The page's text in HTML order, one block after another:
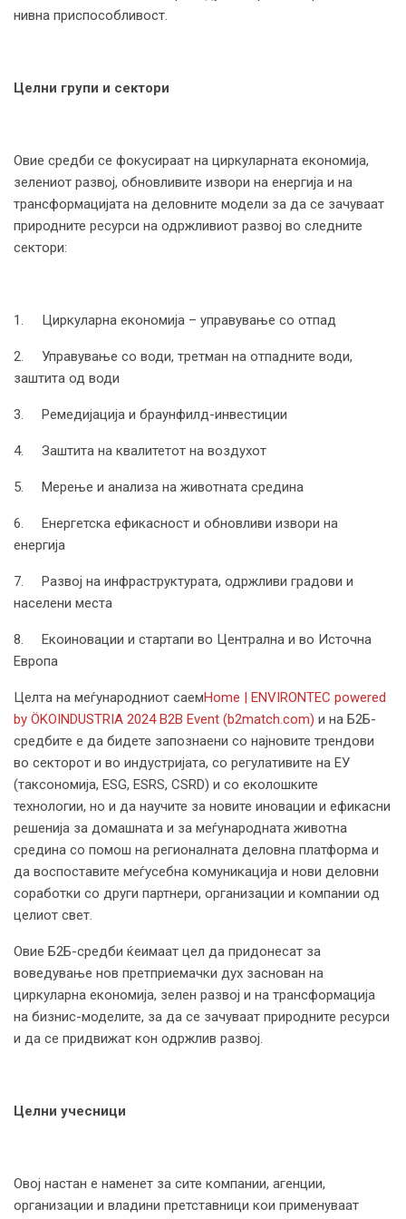
нивна приспособливост.
Целни групи и сектори
Овие средби се фокусираат на циркуларната економија,
зелениот развој, обновливите извори на енергија и на
трансформацијата на деловните модели за да се зачуваат
природните ресурси на одржливиот развој во следните
сектори:
1. Циркуларна економија – управување со отпад
2. Управување со води, третман на отпадните води,
заштита од води
3. Ремедијација и браунфилд-инвестиции
4. Заштита на квалитетот на воздухот
5. Мерење и анализа на животната средина
6. Енергетска ефикасност и обновливи извори на
енергија
7. Развој на инфраструктурата, одржливи градови и
населени места
8. Екоиновации и стартапи во Централна и во Источна
Европа
Целта на меѓународниот саемHome | ENVIRONTEC powered
by ÖKOINDUSTRIA 2024 B2B Event (b2match.com) и на Б2Б-
средбите е да бидете запознаени со најновите трендови
во секторот и во индустријата, со регулативите на ЕУ
(таксономија, ESG, ESRS, CSRD) и со еколошките
технологии, но и да научите за новите иновации и ефикасни
решенија за домашната и за меѓународната животна
средина со помош на регионалната деловна платформа и
да воспоставите меѓусебна комуникација и нови деловни
соработки со други партнери, организации и компании од
целиот свет.
Овие Б2Б-средби ќеимаат цел да придонесат за
воведување нов претприемачки дух заснован на
циркуларна економија, зелен развој и на трансформација
на бизнис-моделите, за да се зачуваат природните ресурси
и да се придвижат кон одржлив развој.
Целни учесници
Овој настан е наменет за сите компании, агенции,
организации и владини претставници кои применуваат